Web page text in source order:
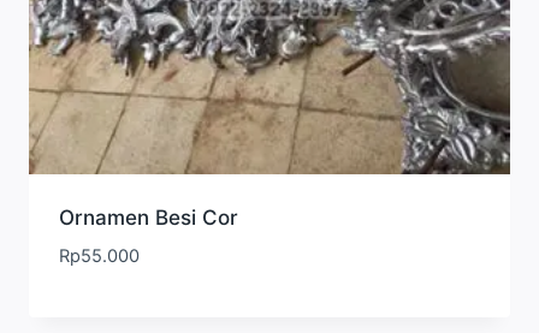
Ornamen Besi Cor
Rp55.000